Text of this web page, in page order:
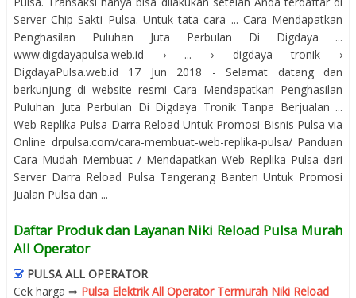
Server Chip Sakti Pulsa. Untuk tata cara ... Cara Mendapatkan
Penghasilan Puluhan Juta Perbulan Di Digdaya ...
www.digdayapulsa.web.id › ... › digdaya tronik ›
DigdayaPulsa.web.id 17 Jun 2018 - Selamat datang dan
berkunjung di website resmi Cara Mendapatkan Penghasilan
Puluhan Juta Perbulan Di Digdaya Tronik Tanpa Berjualan ...
Web Replika Pulsa Darra Reload Untuk Promosi Bisnis Pulsa via
Online drpulsa.com/cara-membuat-web-replika-pulsa/ Panduan
Cara Mudah Membuat / Mendapatkan Web Replika Pulsa dari
Server Darra Reload Pulsa Tangerang Banten Untuk Promosi
Jualan Pulsa dan ...
Daftar Produk dan Layanan Niki Reload Pulsa Murah
All Operator
PULSA ALL OPERATOR
Cek harga ⇒ Pulsa Elektrik All Operator Termurah Niki Reload